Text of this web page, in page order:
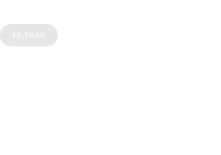
FILTRAR